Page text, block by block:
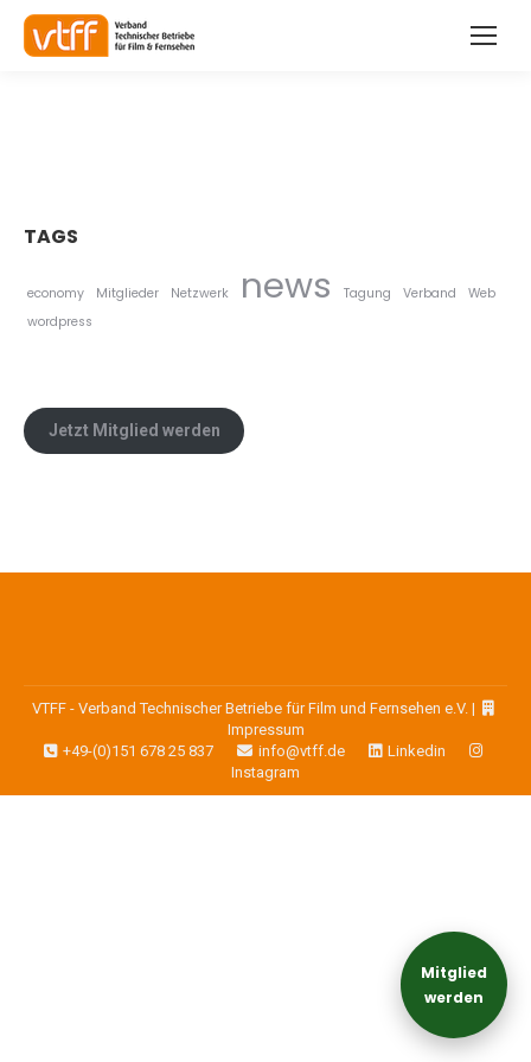
TAGS
economy Mitglieder Netzwerk news Tagung Verband
Web
wordpress
Jetzt Mitglied werden
Mitglied
werden
VTFF - Verband Technischer Betriebe für Film und Fernsehen e.V. |
Impressum
+49-(0)151 678 25 837
info@vtff.de
Linkedin
Instagram